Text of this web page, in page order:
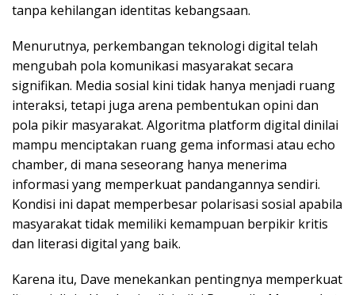
tanpa kehilangan identitas kebangsaan.
Menurutnya, perkembangan teknologi digital telah
mengubah pola komunikasi masyarakat secara
signifikan. Media sosial kini tidak hanya menjadi ruang
interaksi, tetapi juga arena pembentukan opini dan
pola pikir masyarakat. Algoritma platform digital dinilai
mampu menciptakan ruang gema informasi atau echo
chamber, di mana seseorang hanya menerima
informasi yang memperkuat pandangannya sendiri.
Kondisi ini dapat memperbesar polarisasi sosial apabila
masyarakat tidak memiliki kemampuan berpikir kritis
dan literasi digital yang baik.
Karena itu, Dave menekankan pentingnya memperkuat